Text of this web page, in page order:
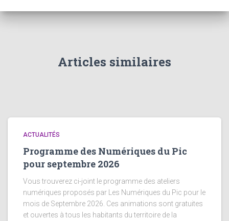
Articles similaires
ACTUALITÉS
Programme des Numériques du Pic
pour septembre 2026
Vous trouverez ci-joint le programme des ateliers
numériques proposés par Les Numériques du Pic pour le
mois de Septembre 2026. Ces animations sont gratuites
et ouvertes à tous les habitants du territoire de la